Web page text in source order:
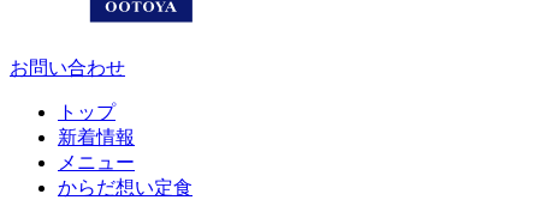
お問い合わせ
トップ
新着情報
メニュー
からだ想い定食